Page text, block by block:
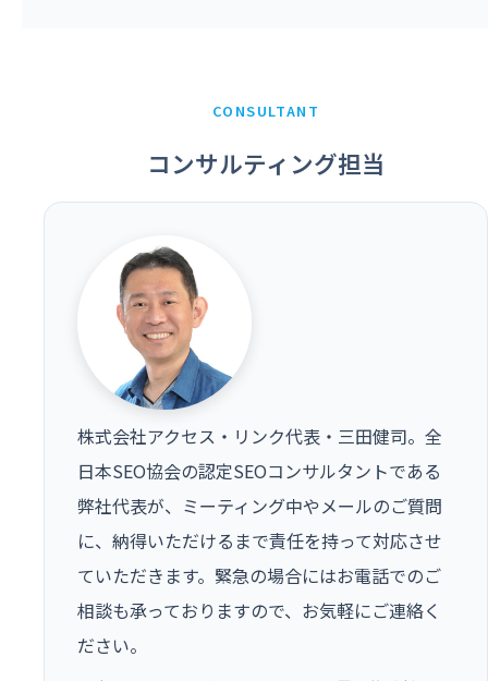
CONSULTANT
コンサルティング担当
株式会社アクセス・リンク代表・三田健司。全
日本SEO協会の認定SEOコンサルタントである
弊社代表が、ミーティング中やメールのご質問
に、納得いただけるまで責任を持って対応させ
ていただきます。緊急の場合にはお電話でのご
相談も承っておりますので、お気軽にご連絡く
ださい。